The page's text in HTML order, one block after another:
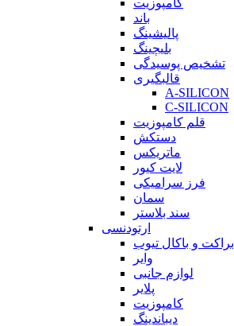
کامپوزیت
باند
پالیشینگ
بلیچینگ
تشخیص پوسیدگی
قالبگیری
A-SILICON
C-SILICON
قلم کامپوزیت
دستکش
ماتریکس
لایت کیور
فرز سرامیکی
سمان
سند بلاستر
ارتودنسی
براکت و باکال تیوب
وایر
لوازم جانبی
پلایر
کامپوزیت
دیباندینگ